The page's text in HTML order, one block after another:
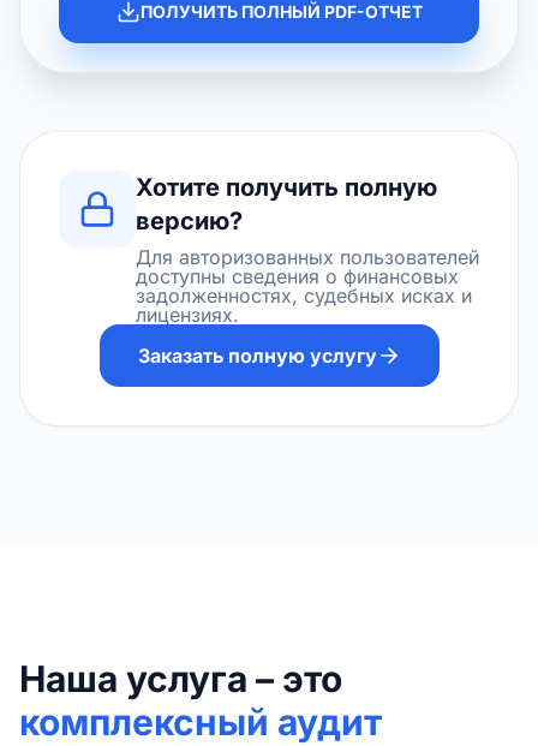
ПОЛУЧИТЬ ПОЛНЫЙ PDF-ОТЧЕТ
Хотите получить полную
версию?
Для авторизованных пользователей
доступны сведения о финансовых
задолженностях, судебных исках и
лицензиях.
Заказать полную услугу
Наша услуга – это
комплексный аудит